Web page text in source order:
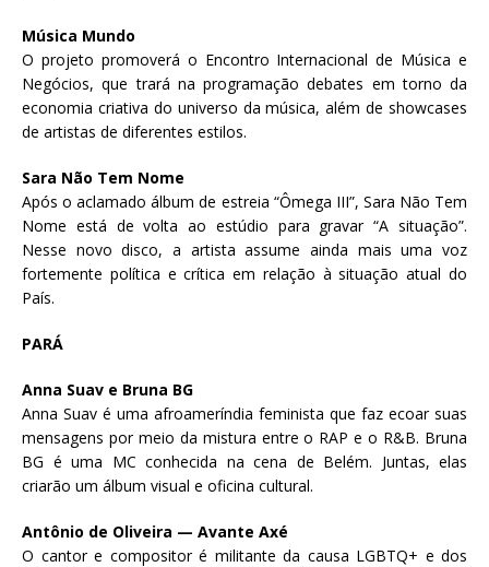
Música Mundo
O projeto promoverá o Encontro Internacional de Música e
Negócios, que trará na programação debates em torno da
economia criativa do universo da música, além de showcases
de artistas de diferentes estilos.
Sara Não Tem Nome
Após o aclamado álbum de estreia “Ômega III”, Sara Não Tem
Nome está de volta ao estúdio para gravar “A situação”.
Nesse novo disco, a artista assume ainda mais uma voz
fortemente política e crítica em relação à situação atual do
País.
PARÁ
Anna Suav e Bruna BG
Anna Suav é uma afroameríndia feminista que faz ecoar suas
mensagens por meio da mistura entre o RAP e o R&B. Bruna
BG é uma MC conhecida na cena de Belém. Juntas, elas
criarão um álbum visual e oficina cultural.
Antônio de Oliveira — Avante Axé
O cantor e compositor é militante da causa LGBTQ+ e dos